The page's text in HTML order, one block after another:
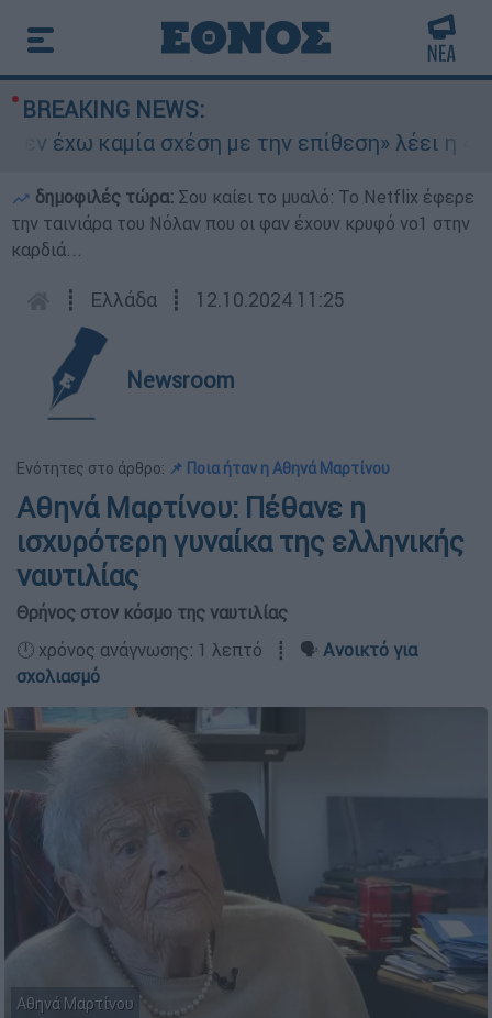
BREAKING NEWS:
έχω καμία σχέση με την επίθεση» λέει η
δημοφιλές τώρα: Σου καίει το μυαλό: Το Netflix έφερε
την ταινιάρα του Νόλαν που οι φαν έχουν κρυφό νο1 στην
καρδιά...
┋ Ελλάδα ┋ 12.10.2024 11:25
Newsroom
Ενότητες στο άρθρο: 📌 Ποια ήταν η Αθηνά Μαρτίνου
Αθηνά Μαρτίνου: Πέθανε η
ισχυρότερη γυναίκα της ελληνικής
ναυτιλίας
Θρήνος στον κόσμο της ναυτιλίας
🕛 χρόνος ανάγνωσης: 1 λεπτό ┋ 🗣️ Ανοικτό για
σχολιασμό
Αθηνά Μαρτίνου